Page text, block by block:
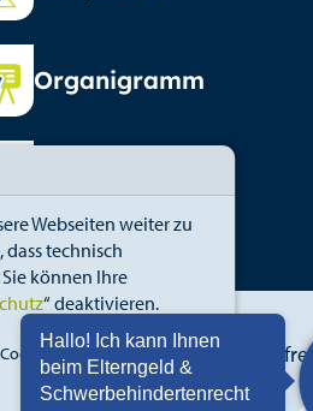
Webseiten weiter zu
technisch
können Ihre
“ deaktivieren.
Details
Organigramm
Erklärung zur
Hallo! Ich kann Ihnen
beim Elterngeld &
Schwerbehindertenrecht